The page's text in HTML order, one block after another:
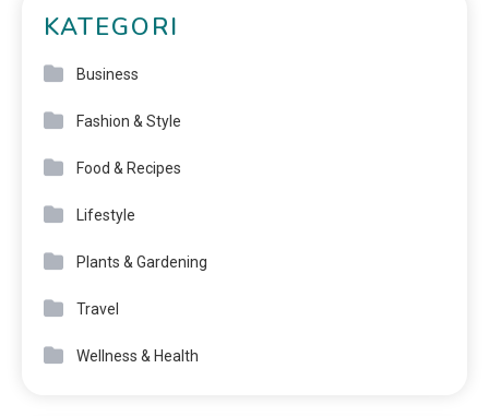
KATEGORI
Business
Fashion & Style
Food & Recipes
Lifestyle
Plants & Gardening
Travel
Wellness & Health